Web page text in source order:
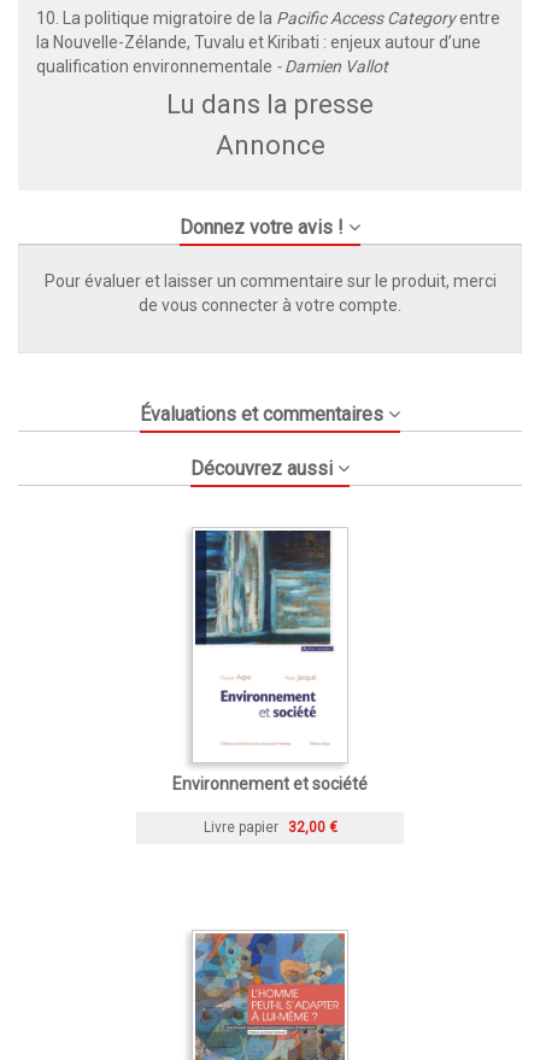
10. La politique migratoire de la Pacific Access Categoryentre
la Nouvelle-Zélande, Tuvalu et Kiribati : enjeux autour d’une
qualification environnementale - Damien Vallot
Lu dans la presse
Annonce
Donnez votre avis !
Pour évaluer et laisser un commentaire sur le produit, merci
de vous connecter à votre compte.
Évaluations et commentaires
Découvrez aussi
Environnement et société
Livre papier 32,00 €